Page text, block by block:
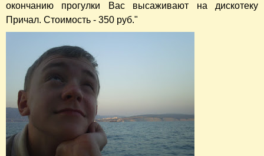
окончанию прогулки Вас высаживают на дискотеку
Причал. Стоимость - 350 руб."